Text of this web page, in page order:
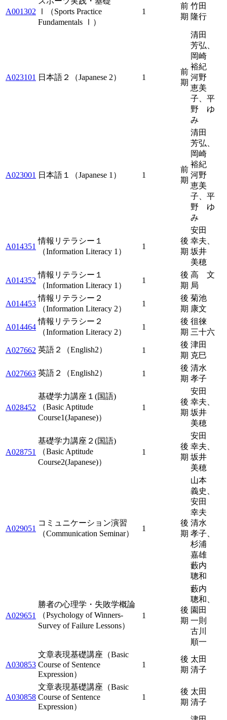
A001302
Ⅰ（Sports Practice
Fundamentals Ⅰ）
1
前
期
竹田
隆行
A023101 日本語２（Japanese 2） 1
前
期
清田
芳弘、
岡崎
裕紀
河野
恵美
子、平
野 ゆ
み
A023001 日本語１（Japanese 1） 1
前
期
清田
芳弘、
岡崎
裕紀
河野
恵美
子、平
野 ゆ
み
A014351
情報リテラシー１
（Information Literacy 1）
1
後
期
安田
幸夫、
坂井
美穂
A014352
情報リテラシー１
（Information Literacy 1）
1
後
期
高 文
局
A014453
情報リテラシー２
（Information Literacy 2）
1
後
期
菊池
康文
A014464
情報リテラシー２
（Information Literacy 2）
1
後
期
徂徠
三十六
A027662 英語２（English2） 1
後
期
津田
克巳
A027663 英語２（English2） 1
後
期
清水
孝子
A028452
基礎学力講座１(国語)
（Basic Aptitude
Course1(Japanese)）
1
後
期
安田
幸夫、
坂井
美穂
A028751
基礎学力講座２(国語)
（Basic Aptitude
Course2(Japanese)）
1
後
期
安田
幸夫、
坂井
美穂
A029051
コミュニケーション演習
（Communication Seminar）
1
後
期
山本
義史、
安田
幸夫
清水
孝子、
杉浦
嘉雄
藪内
聰和
A029651
勝者の心理学・失敗学概論
（Psychology of Winners-
Survey of Failure Lessons）
1
後
期
藪内
聰和、
園田
一則
古川
順一
A030853
文章表現基礎講座（Basic
Course of Sentence
Expression）
1
後
期
太田
清子
A030858
文章表現基礎講座（Basic
Course of Sentence
Expression）
1
後
期
太田
清子